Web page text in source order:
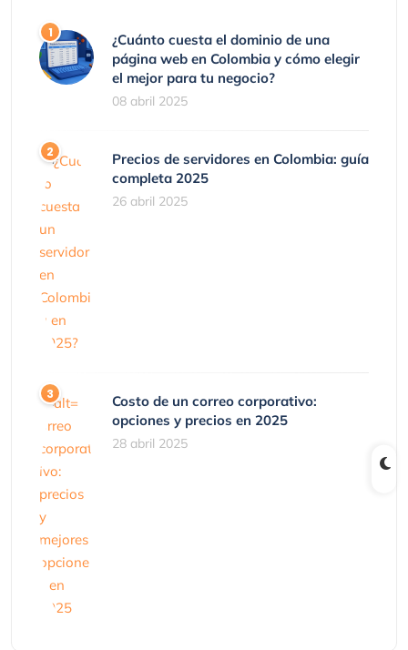
¿Cuánto cuesta el dominio de una
página web en Colombia y cómo elegir
el mejor para tu negocio?
08 abril 2025
Precios de servidores en Colombia: guía
completa 2025
26 abril 2025
Costo de un correo corporativo:
opciones y precios en 2025
28 abril 2025